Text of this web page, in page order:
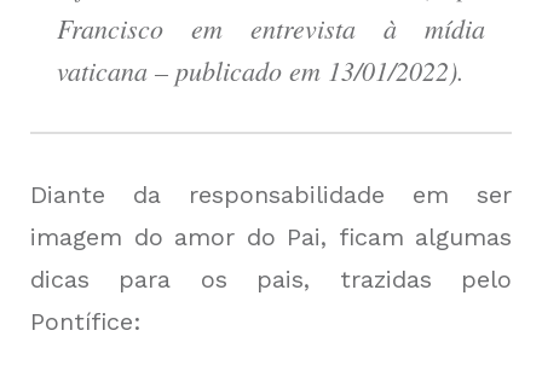
Francisco em entrevista à mídia
vaticana – publicado em 13/01/2022).
Diante da responsabilidade em ser
imagem do amor do Pai, ficam algumas
dicas para os pais, trazidas pelo
Pontífice: